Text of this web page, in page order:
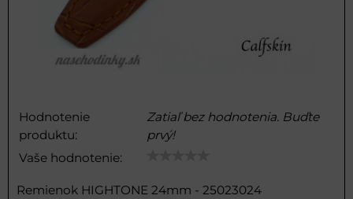
Hodnotenie
produktu:
Zatiaľ bez hodnotenia. Buďte
prvý!
Vaše hodnotenie:
Remienok HIGHTONE 24mm - 25023024